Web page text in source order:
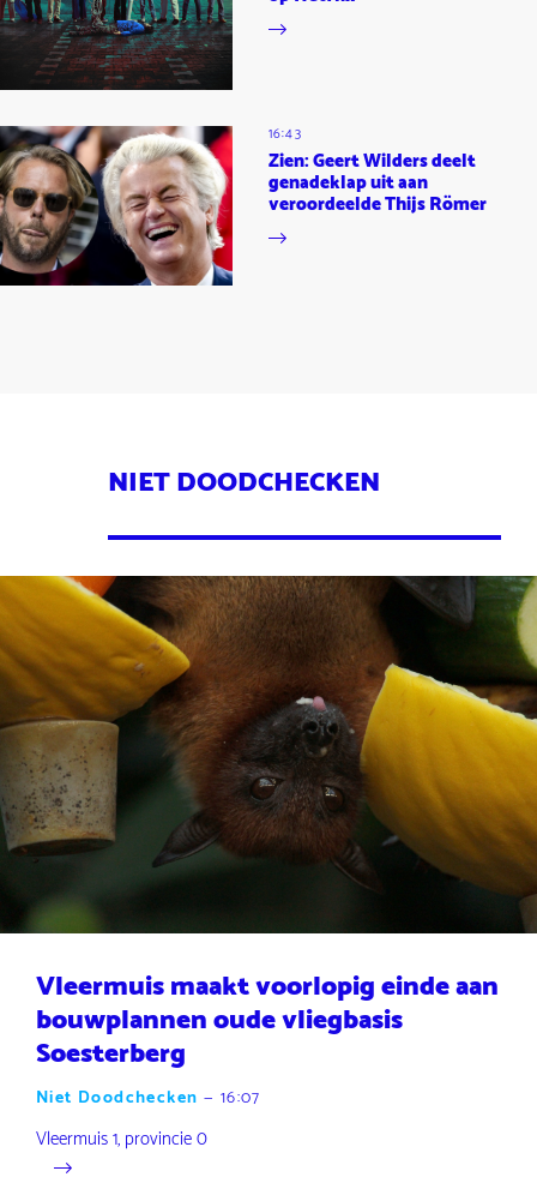
16:43
Zien: Geert Wilders deelt
genadeklap uit aan
veroordeelde Thijs Römer
NIET DOODCHECKEN
Vleermuis maakt voorlopig einde aan
bouwplannen oude vliegbasis
Soesterberg
Niet Doodchecken — 16:07
Vleermuis 1, provincie 0